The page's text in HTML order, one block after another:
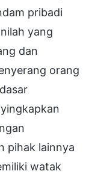
pribadi
yang
dan
orang
pihak lainnya
watak